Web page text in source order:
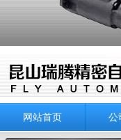
网站首页 公